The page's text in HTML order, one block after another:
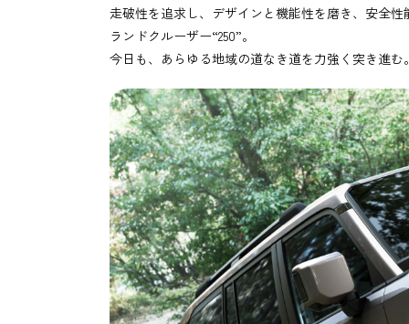
走破性を追求し、デザインと機能性を磨き、安全
ランドクルーザー“250”。
今日も、あらゆる地域の道なき道を力強く突き進